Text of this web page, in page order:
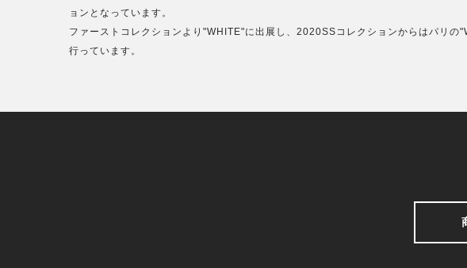
ョンとなっています。
ファーストコレクションより"WHITE"に出展し、2020SSコレクションからはパリの
行っています。